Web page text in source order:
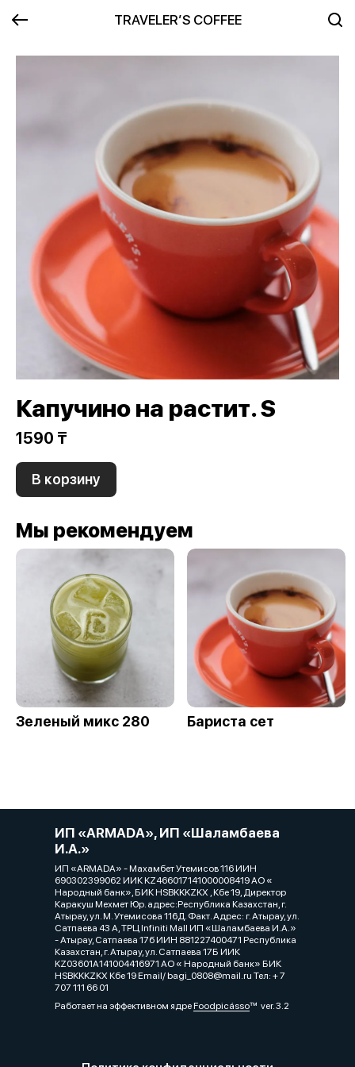
TRAVELER’S COFFEE
Капучино на растит. S
1590 ₸
В корзину
Мы рекомендуем
Зеленый микс 280 Бариста сет
ИП «ARMADA», ИП «Шаламбаева
И.А.»
ИП «ARMADA» - Махамбет Утемисов 116 ИИН
690302399062 ИИК KZ466017141000008419 АО «
Народный банк», БИК HSBKKKZKX , Кбе 19, Директор
Каракуш Мехмет Юр. адрес:Республика Казахстан, г.
Атырау, ул. М. Утемисова 116Д. Факт. Адрес: г. Атырау, ул.
Сатпаева 43 А, ТРЦ Infiniti Mall ИП «Шаламбаева И.А.»
- Атырау, Сатпаева 17б ИИН 881227400471 Республика
Казахстан, г. Атырау, ул. Сатпаева 17Б ИИК
KZ03601A141004416971 АО « Народный банк» БИК
HSBKKKZKX Кбе 19 Email/ bagi_0808@mail.ru Тел: + 7
707 111 66 01
Работает на эффективном ядреFoodpicássover. 3.2